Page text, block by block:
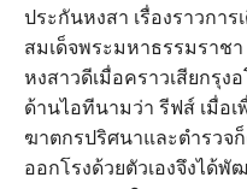
ประกันหงสา เรื่องราวกา
สมเด็จพระมหาธรรมราช
หงสาวดีเมื่อคราวเสียกรุง
ด้านไอทีนามว่า รีฟส์ เมื่อ
ฆาตกรปริศนาและตำรวจ
ออกโรงด้วยตัวเองจึงได้